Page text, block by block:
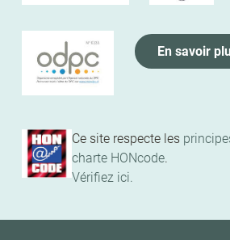
Ce site respecte les
charte HONcode.
Vérifiez ici.
En savoir